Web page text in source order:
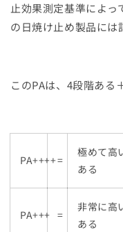
止効果測定基準によ
の日焼け止め製品には
このPAは、4段階ある
PA++++=
極めて高
ある
PA+++ =
非常に高
ある